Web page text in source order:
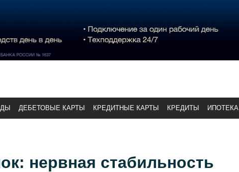
ДЕБЕТОВЫЕ КАРТЫ КРЕДИТНЫЕ КАРТЫ КРЕДИТЫ ИПОТЕКА
нервная стабильность